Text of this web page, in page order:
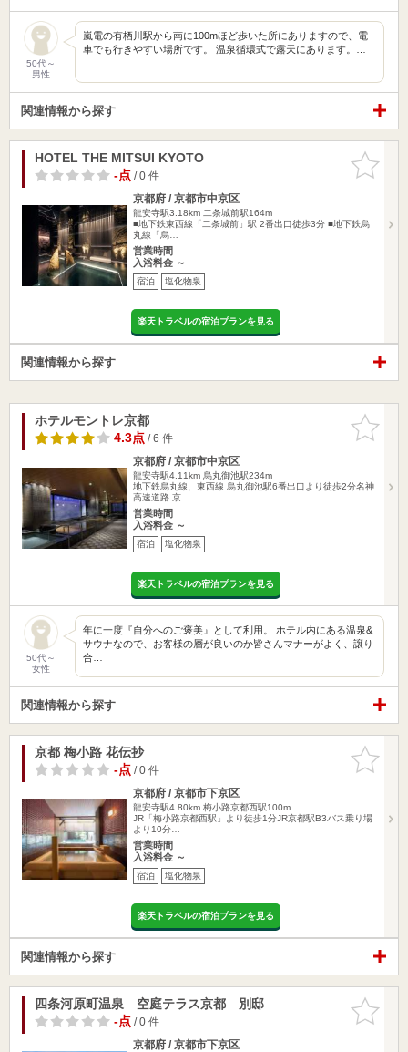
50代～
男性
嵐電の有栖川駅から南に100mほど歩いた所にありますので、電
車でも行きやすい場所です。 温泉循環式で露天にあります。…
関連情報から探す
お気に入
りに追加
HOTEL THE MITSUI KYOTO
-点/ 0 件
京都府 / 京都市中京区
龍安寺駅3.18km 二条城前駅164m
■地下鉄東西線「二条城前」駅 2番出口徒歩3分 ■地下鉄烏
丸線「烏…
営業時間
入浴料金 ～
宿泊 塩化物泉
楽天トラベルの宿泊プランを見る
関連情報から探す
お気に入
りに追加
ホテルモントレ京都
4.3点/ 6 件
京都府 / 京都市中京区
龍安寺駅4.11km 烏丸御池駅234m
地下鉄烏丸線、東西線 烏丸御池駅6番出口より徒歩2分名神
高速道路 京…
営業時間
入浴料金 ～
宿泊 塩化物泉
楽天トラベルの宿泊プランを見る
50代～
女性
年に一度『自分へのご褒美』として利用。 ホテル内にある温泉&
サウナなので、お客様の層が良いのか皆さんマナーがよく、譲り
合…
関連情報から探す
お気に入
りに追加
京都 梅小路 花伝抄
-点/ 0 件
京都府 / 京都市下京区
龍安寺駅4.80km 梅小路京都西駅100m
JR「梅小路京都西駅」より徒歩1分JR京都駅B3バス乗り場
より10分…
営業時間
入浴料金 ～
宿泊 塩化物泉
楽天トラベルの宿泊プランを見る
関連情報から探す
お気に入
りに追加
四条河原町温泉 空庭テラス京都 別邸
-点/ 0 件
京都府 / 京都市下京区